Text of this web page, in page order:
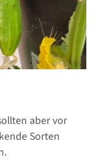
aber vor
Sorten